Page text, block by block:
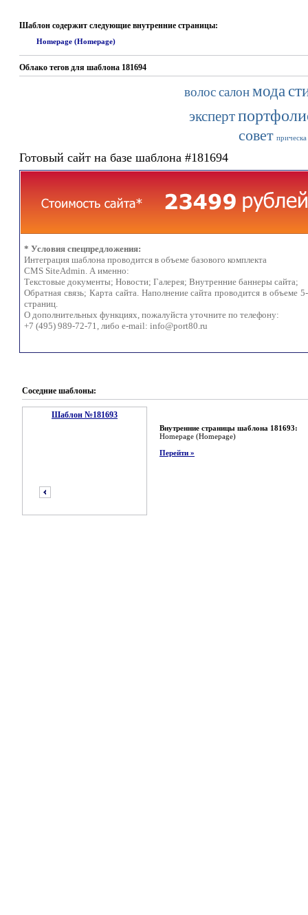
Шаблон содержит следующие внутренние страницы:
Homepage (Homepage)
Облако тегов для шаблона 181694
волоссалонмода
эксперт
совет прическа
Готовый сайт на базе шаблона #181694
* Условия спецпредложения:
Интеграция шаблона проводится в объеме базового комплекта
CMS SiteAdmin. А именно:
Текстовые документы; Новости; Галерея; Внутренние баннеры сайта;
Обратная связь; Карта сайта. Наполнение сайта проводится в объеме
страниц.
О дополнительных функциях, пожалуйста уточните по телефону:
+7 (495) 989-72-71, либо e-mail: info@port80.ru
Соседние шаблоны:
Шаблон №181693
Внутренние страницы шаблона 181693:
Homepage (Homepage)
Перейти »